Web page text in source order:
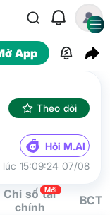
App
Theo dõi
Hỏi M.AI
lúc 15:09:24 07/08
Chỉ số tài
chính
Mới
BCTC